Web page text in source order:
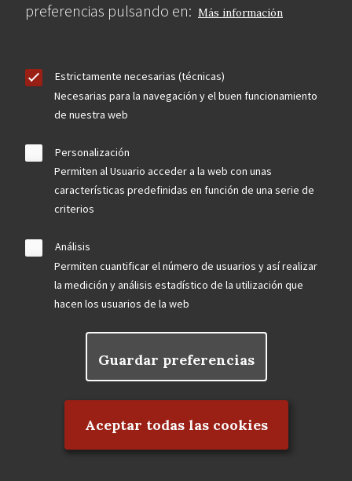
preferencias pulsando en: Más información
Estrictamente necesarias (técnicas)
Necesarias para la navegación y el buen funcionamiento
de nuestra web
Personalización
Permiten al Usuario acceder a la web con unas
características predefinidas en función de una serie de
criterios
Análisis
Permiten cuantificar el número de usuarios y así realizar
la medición y análisis estadístico de la utilización que
hacen los usuarios de la web
Guardar preferencias
Aceptar todas las cookies
EXPOSICION DE OBRAS para la subasta solidaria
March 2014
SUBASTA SOLIDARIA: "Una Obra para una Gran
Obra"
MICROMECENAZGO y SUBASTA: Restauración del
Gallinero del Palacio de Boadilla
December 2013
ATENEA: Boletín Cultural nº 6 de la Asociación de
Amigos del Palacio de Boadilla del Monte
November 2013